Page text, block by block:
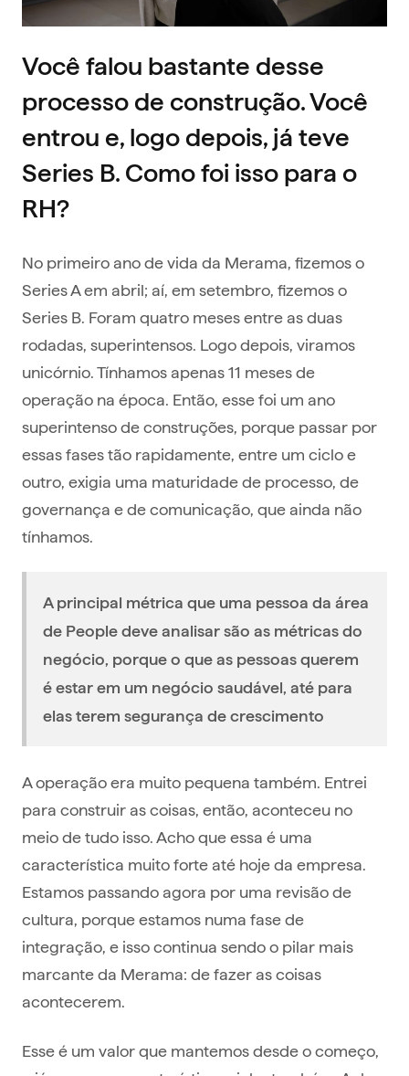
Você falou bastante desse
processo de construção. Você
entrou e, logo depois, já teve
Series B. Como foi isso para o
RH?
No primeiro ano de vida da Merama, fizemos o
Series A em abril; aí, em setembro, fizemos o
Series B. Foram quatro meses entre as duas
rodadas, superintensos. Logo depois, viramos
unicórnio. Tínhamos apenas 11 meses de
operação na época. Então, esse foi um ano
superintenso de construções, porque passar por
essas fases tão rapidamente, entre um ciclo e
outro, exigia uma maturidade de processo, de
governança e de comunicação, que ainda não
tínhamos.
A principal métrica que uma pessoa da área
de People deve analisar são as métricas do
negócio, porque o que as pessoas querem
é estar em um negócio saudável, até para
elas terem segurança de crescimento
A operação era muito pequena também. Entrei
para construir as coisas, então, aconteceu no
meio de tudo isso. Acho que essa é uma
característica muito forte até hoje da empresa.
Estamos passando agora por uma revisão de
cultura, porque estamos numa fase de
integração, e isso continua sendo o pilar mais
marcante da Merama: de fazer as coisas
acontecerem.
Esse é um valor que mantemos desde o começo,